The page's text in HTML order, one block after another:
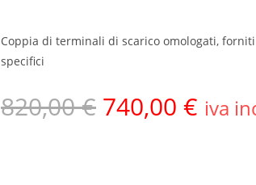
Coppia di terminali di scarico omologati,
specifici
820,00€ 740,00 € iva